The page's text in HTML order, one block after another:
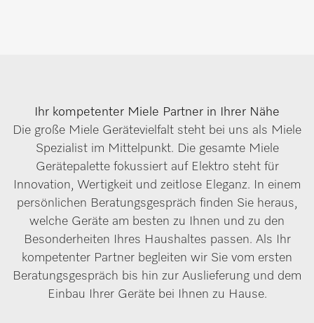
Ihr kompetenter Miele Partner in Ihrer Nähe
Die große Miele Gerätevielfalt steht bei uns als Miele
Spezialist im Mittelpunkt. Die gesamte Miele
Gerätepalette fokussiert auf Elektro steht für
Innovation, Wertigkeit und zeitlose Eleganz. In einem
persönlichen Beratungsgespräch finden Sie heraus,
welche Geräte am besten zu Ihnen und zu den
Besonderheiten Ihres Haushaltes passen. Als Ihr
kompetenter Partner begleiten wir Sie vom ersten
Beratungsgespräch bis hin zur Auslieferung und dem
Einbau Ihrer Geräte bei Ihnen zu Hause.